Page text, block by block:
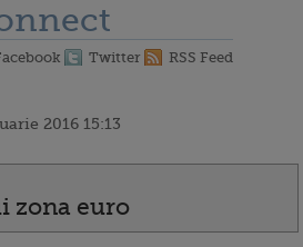
Twitter RSS Feed
2016 15:13
zona euro